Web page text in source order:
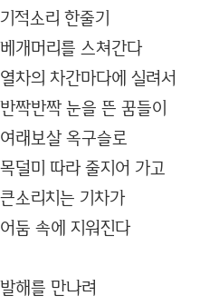
기적소리 한줄기
베개머리를 스쳐간다
열차의 차간마다에 실려서
반짝반짝 눈을 뜬 꿈들이
여래보살 옥구슬로
목덜미 따라 줄지어 가고
큰소리치는 기차가
어둠 속에 지워진다
발해를 만나려